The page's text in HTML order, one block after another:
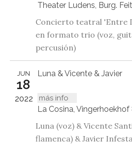
Concierto teatral 'Entre
en formato trio (voz,
percusión)
Luna & Vicente & Javier
más info
JUN
18
2022
La Cosina, Vingerhoekhof
Luna (voz) & Vicente
flamenca) & Javier